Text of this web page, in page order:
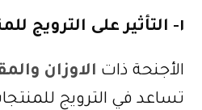
١- التأثير على الترويج للمنتجات والخدمات:
الأجنحة ذات الاوزان
تساعد في الترويج